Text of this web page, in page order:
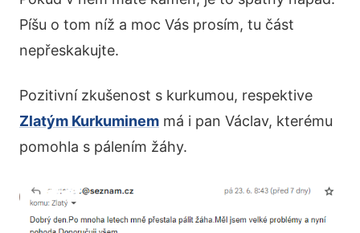
Píšu o tom níž a moc Vás prosím, tu část
nepřeskakujte.
Pozitivní zkušenost s kurkumou, respektive
Zlatým Kurkuminem má i pan Václav, kterému
pomohla s pálením žáhy.